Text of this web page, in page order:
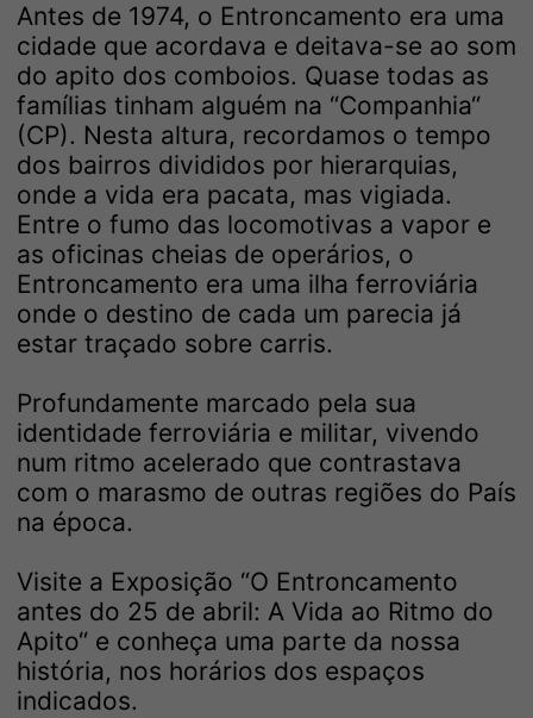
Antes de 1974, o Entroncamento era uma
cidade que acordava e deitava-se ao som
do apito dos comboios. Quase todas as
famílias tinham alguém na “Companhia“
(CP). Nesta altura, recordamos o tempo
dos bairros divididos por hierarquias,
onde a vida era pacata, mas vigiada.
Entre o fumo das locomotivas a vapor e
as oficinas cheias de operários, o
Entroncamento era uma ilha ferroviária
onde o destino de cada um parecia já
estar traçado sobre carris.
Profundamente marcado pela sua
identidade ferroviária e militar, vivendo
num ritmo acelerado que contrastava
com o marasmo de outras regiões do País
na época.
Visite a Exposição “O Entroncamento
antes do 25 de abril: A Vida ao Ritmo do
Apito“ e conheça uma parte da nossa
história, nos horários dos espaços
indicados.